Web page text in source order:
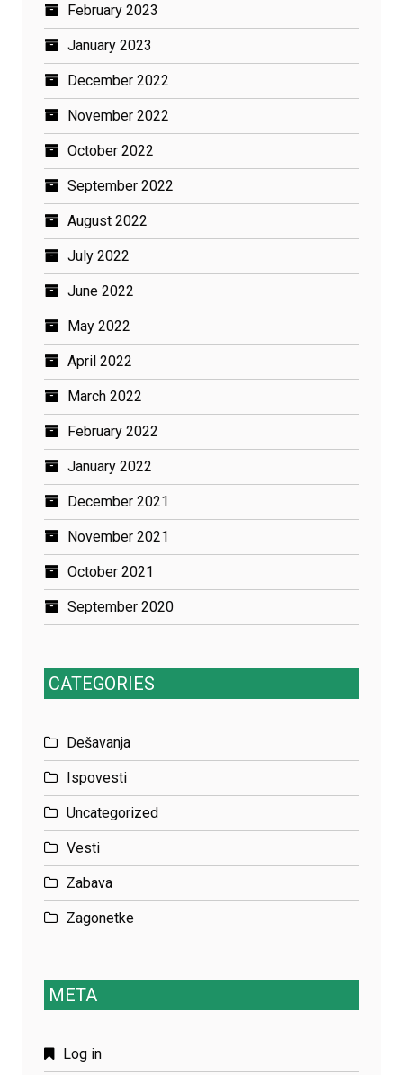
February 2023
January 2023
December 2022
November 2022
October 2022
September 2022
August 2022
July 2022
June 2022
May 2022
April 2022
March 2022
February 2022
January 2022
December 2021
November 2021
October 2021
September 2020
CATEGORIES
Dešavanja
Ispovesti
Uncategorized
Vesti
Zabava
Zagonetke
META
Log in